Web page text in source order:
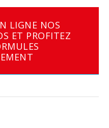
LIGNE NOS
ET PROFITEZ